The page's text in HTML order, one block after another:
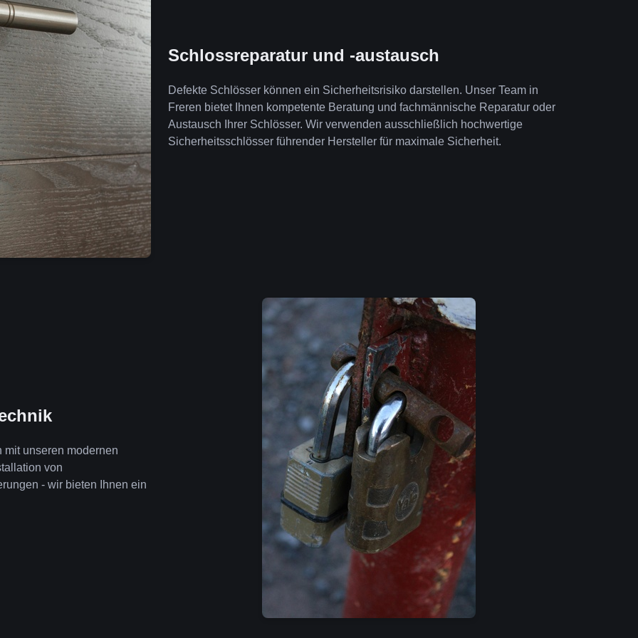
Schlossreparatur und -austausch
Defekte Schlösser können ein Sicherheitsrisiko darstellen. Unser Team in
Freren bietet Ihnen kompetente Beratung und fachmännische Reparatur oder
Austausch Ihrer Schlösser. Wir verwenden ausschließlich hochwertige
Sicherheitsschlösser führender Hersteller für maximale Sicherheit.
mit unseren modernen
von
- wir bieten Ihnen ein